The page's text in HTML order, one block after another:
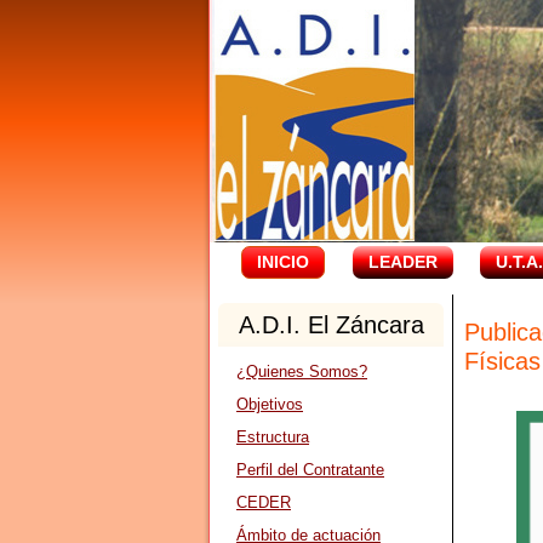
INICIO LEADER
A.D.I. El Záncara
¿Quienes Somos?
Objetivos
Estructura
Perfil del Contratante
CEDER
Ámbito de actuación